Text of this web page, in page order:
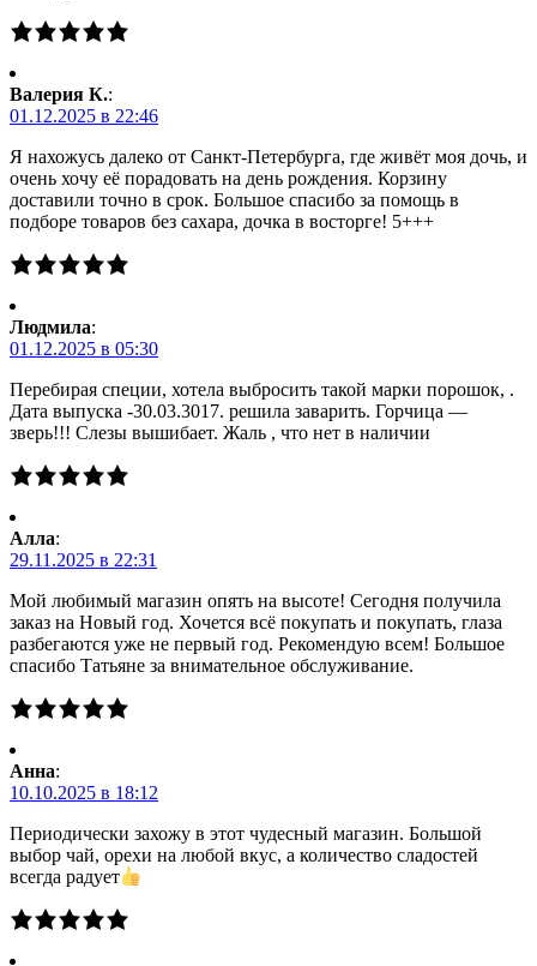
Валерия К.:
01.12.2025 в 22:46
Я нахожусь далеко от Санкт-Петербурга, где живёт моя дочь, и
очень хочу её порадовать на день рождения. Корзину
доставили точно в срок. Большое спасибо за помощь в
подборе товаров без сахара, дочка в восторге! 5+++
Людмила:
01.12.2025 в 05:30
Перебирая специи, хотела выбросить такой марки порошок, .
Дата выпуска -30.03.3017. решила заварить. Горчица —
зверь!!! Слезы вышибает. Жаль , что нет в наличии
Алла:
29.11.2025 в 22:31
Мой любимый магазин опять на высоте! Сегодня получила
заказ на Новый год. Хочется всё покупать и покупать, глаза
разбегаются уже не первый год. Рекомендую всем! Большое
спасибо Татьяне за внимательное обслуживание.
Анна:
10.10.2025 в 18:12
Периодически захожу в этот чудесный магазин. Большой
выбор чай, орехи на любой вкус, а количество сладостей
всегда радует